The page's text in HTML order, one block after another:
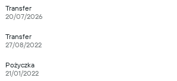
Transfer
20/07/2026
Transfer
27/08/2022
Pożyczka
21/01/2022